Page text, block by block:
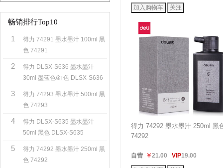
畅销排行Top10
1
得力 74291 墨水墨汁 100ml 黑
色 74291
2
得力 DLSX-S636 墨水墨汁
30ml 墨蓝色/红色 DLSX-S636
3
得力 74293 墨水墨汁 500ml 黑
色 74293
4
得力 DLSX-S635 墨水墨汁
50ml 黑色 DLSX-S635
5
得力 74292 墨水墨汁 250ml 黑
色 74292
得力 74292 墨水墨汁 250ml 黑
74292
自营 ￥21.00 VIP19.00